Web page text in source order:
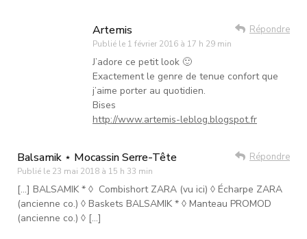
Artemis
Publié le 1 février 2016 à 17 h 29 min
Répondre
J’adore ce petit look 🙂
Exactement le genre de tenue confort que
j’aime porter au quotidien.
Bises
http://www.artemis-leblog.blogspot.fr
Balsamik ⋆ Mocassin Serre-Tête
Publié le 23 mai 2018 à 15 h 33 min
Répondre
[…] BALSAMIK * ◊ Combishort ZARA (vu ici) ◊ Écharpe ZARA
(ancienne co.) ◊ Baskets BALSAMIK * ◊ Manteau PROMOD
(ancienne co.) ◊ […]